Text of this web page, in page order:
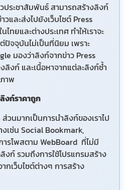
ประชาสัมพันธ์ สามารถสร้างลิงก์
วและส่งไปยังเว็บไซต์ Press
ทยและต่างประเทศ ทำให้เราจะ
จจุบันไม่เป็นที่นิยม เพราะ
มองว่าลิงก์จากข่าว Press
ลิงก์ และเนื้อหาจากแต่ละลิงก์ซ้ำ
าพ
งก์ราคาถูก
วนมากเป็นการนำลิงก์ของเราไป
งเช่น Social Bookmark,
รโพสตาม WebBoard ที่ไม่มี
ก์ รวมถึงการใช้โปรแกรมสร้าง
เว็บไซต์ต่างๆ การสร้าง